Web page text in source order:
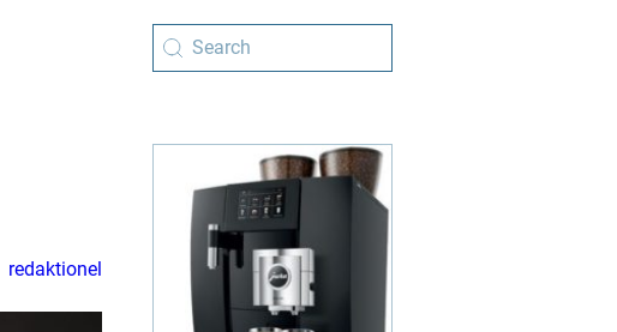
redaktionel